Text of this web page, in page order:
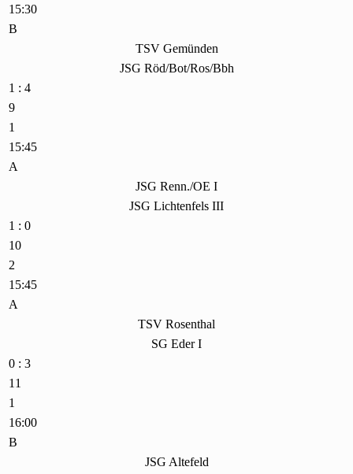
15:30
B
TSV Gemünden
JSG Röd/Bot/Ros/Bbh
1 : 4
9
1
15:45
A
JSG Renn./OE I
JSG Lichtenfels III
1 : 0
10
2
15:45
A
TSV Rosenthal
SG Eder I
0 : 3
11
1
16:00
B
JSG Altefeld